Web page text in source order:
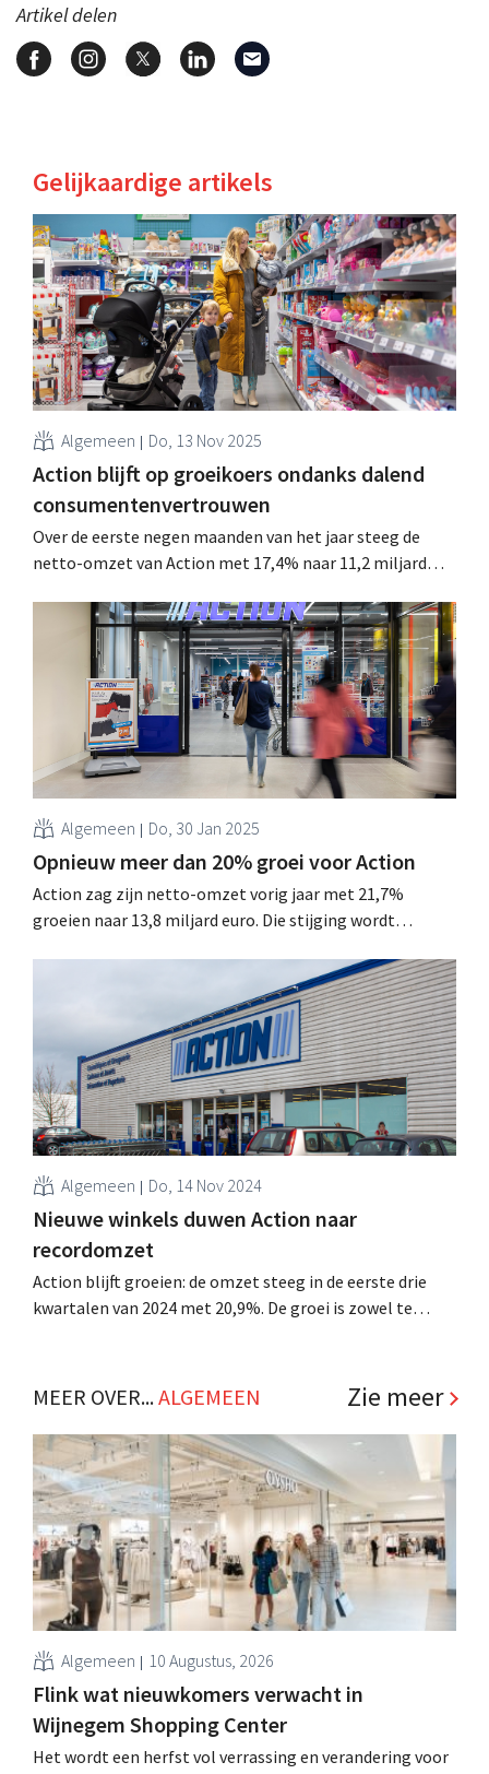
Artikel delen
Gelijkaardige artikels
Algemeen Do, 13 Nov 2025
Action blijft op groeikoers ondanks dalend
consumentenvertrouwen
Over de eerste negen maanden van het jaar steeg de
netto-omzet van Action met 17,4% naar 11,2 miljard
winkelopeningen maar blijft ook nieuwe klanten
aantrekken in bestaande winkels: de vergelijkbare
omzet steeg met 6,3%. .
Algemeen Do, 30 Jan 2025
Opnieuw meer dan 20% groei voor Action
Action zag zijn netto-omzet vorig jaar met 21,7%
groeien naar 13,8 miljard euro. Die stijging wordt
Dit jaar gaat de non-fooddiscounter van start in twee
Algemeen Do, 14 Nov 2024
Nieuwe winkels duwen Action naar
recordomzet
Action blijft groeien: de omzet steeg in de eerste drie
kwartalen van 2024 met 20,9%. De groei is zowel te
MEER OVER...ALGEMEEN Zie meer
Algemeen 10 Augustus, 2026
Flink wat nieuwkomers verwacht in
Wijnegem Shopping Center
Het wordt een herfst vol verrassing en verandering voor